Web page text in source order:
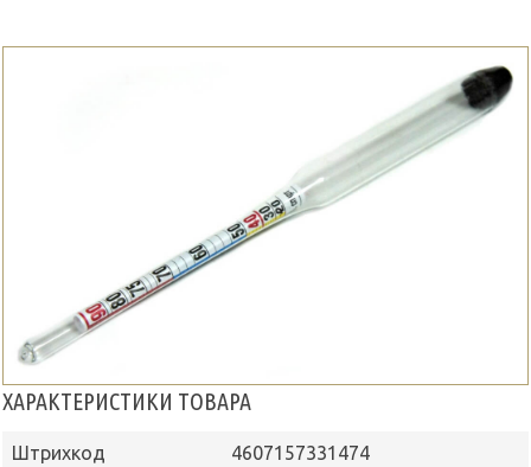
ХАРАКТЕРИСТИКИ ТОВАРА
Штрихкод 4607157331474